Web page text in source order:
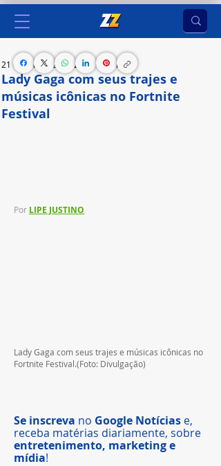
Lady Gaga com seus trajes e
músicas icônicas no Fortnite
Festival
21 de fev. de 2024 2 min de leitura
Por LIPE JUSTINO
Lady Gaga com seus trajes e músicas icônicas no
Fortnite Festival.(Foto: Divulgação)
Se inscreva no Google Notícias e,
receba matérias diariamente, sobre
entretenimento, marketing e
mídia!